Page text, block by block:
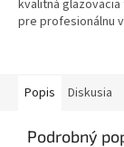
kvalitná
pre profesionálnu
Popis
Diskusia
Podrobný